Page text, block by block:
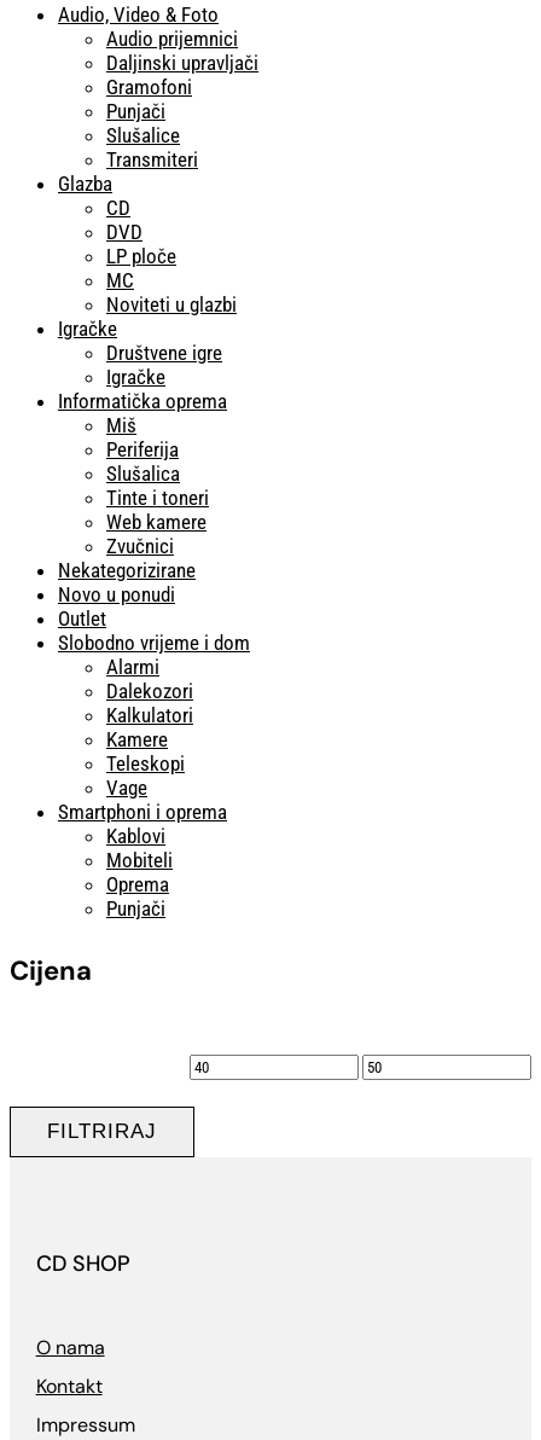
Audio, Video & Foto
Audio prijemnici
Daljinski upravljači
Gramofoni
Punjači
Slušalice
Transmiteri
Glazba
CD
DVD
LP ploče
MC
Noviteti u glazbi
Igračke
Društvene igre
Igračke
Informatička oprema
Miš
Periferija
Slušalica
Tinte i toneri
Web kamere
Zvučnici
Nekategorizirane
Novo u ponudi
Outlet
Slobodno vrijeme i dom
Alarmi
Dalekozori
Kalkulatori
Kamere
Teleskopi
Vage
Smartphoni i oprema
Kablovi
Mobiteli
Oprema
Punjači
Cijena
Min
cijena
Maks
FILTRIRAJ
CD SHOP
O nama
Kontakt
Impressum